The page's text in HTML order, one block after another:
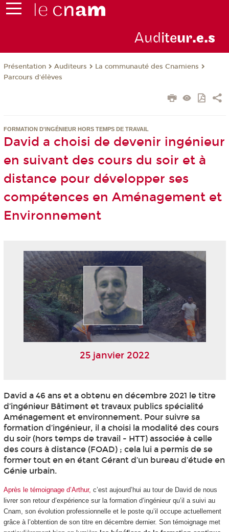
Auditeur.e.s
Présentation Auditeurs
La communauté des Cnamiens
Parcours d'élèves
FORMATION D'INGÉNIEUR HORS TEMPS DE TRAVAIL
David a choisi de devenir ingénieur
en suivant des cours du soir et à
distance pour développer ses
compétences en Aménagement et
Environnement
25 janvier 2022
David a 46 ans et a obtenu en décembre 2021 le titre
d’ingénieur Bâtiment et travaux publics spécialité
Aménagement et environnement. Pour suivre sa
formation d’ingénieur, il a choisi la modalité des cours
du soir (hors temps de travail - HTT) associée à celle
des cours à distance (FOAD) ; cela lui a permis de se
former tout en en étant Gérant d’un bureau d’étude en
Génie urbain.
Après le témoignage d’Arthur, c’est aujourd’hui au tour de David de nous
livrer son retour d’expérience sur la formation d’ingénieur qu’il a suivi au
Cnam, son évolution professionnelle et le poste qu’il occupe actuellement
grâce à l’obtention de son titre en décembre dernier. Son témoignage met